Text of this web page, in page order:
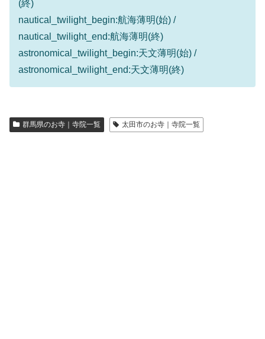
(終)
nautical_twilight_begin:航海薄明(始) /
nautical_twilight_end:航海薄明(終)
astronomical_twilight_begin:天文薄明(始) /
astronomical_twilight_end:天文薄明(終)
群馬県のお寺｜寺院一覧 太田市のお寺｜寺院一覧